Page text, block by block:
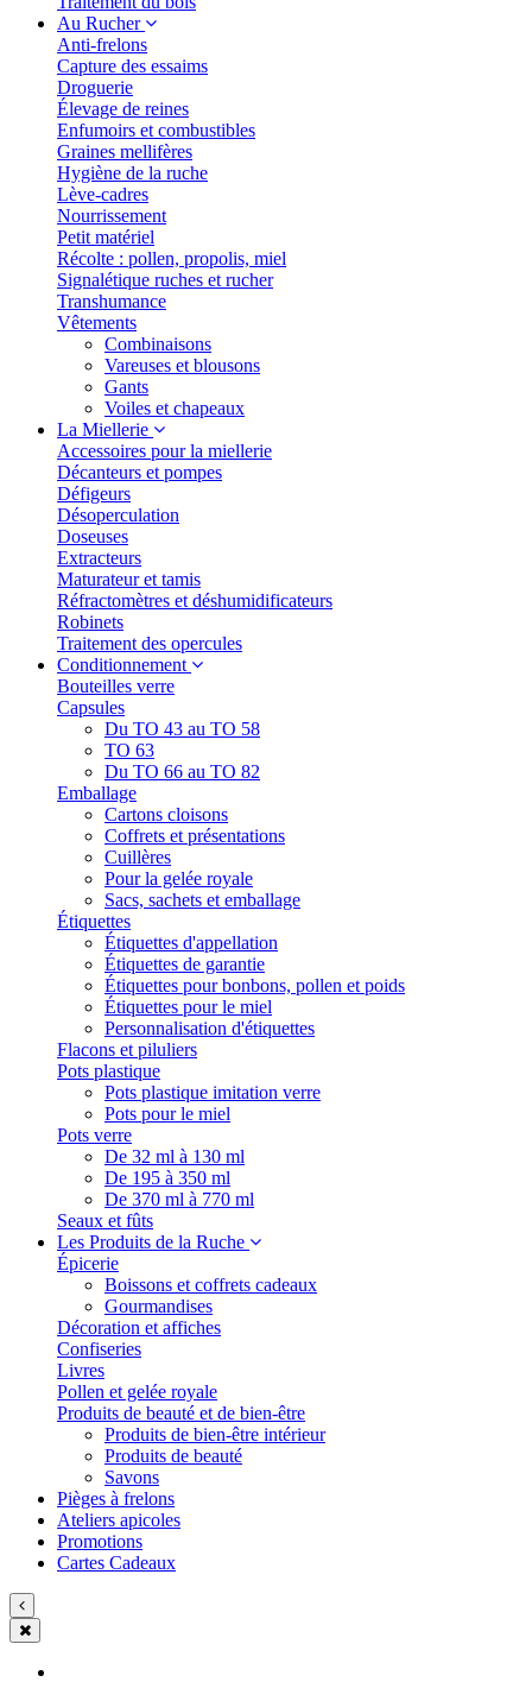
Au Rucher
Anti-frelons
Capture des essaims
Droguerie
Élevage de reines
Enfumoirs et combustibles
Graines mellifères
Hygiène de la ruche
Lève-cadres
Nourrissement
Petit matériel
Récolte : pollen, propolis, miel
Signalétique ruches et rucher
Transhumance
Vêtements
Combinaisons
Vareuses et blousons
Gants
Voiles et chapeaux
La Miellerie
Accessoires pour la miellerie
Décanteurs et pompes
Défigeurs
Désoperculation
Doseuses
Extracteurs
Maturateur et tamis
Réfractomètres et déshumidificateurs
Robinets
Traitement des opercules
Conditionnement
Bouteilles verre
Capsules
Du TO 43 au TO 58
TO 63
Du TO 66 au TO 82
Emballage
Cartons cloisons
Coffrets et présentations
Cuillères
Pour la gelée royale
Sacs, sachets et emballage
Étiquettes
Étiquettes d'appellation
Étiquettes de garantie
Étiquettes pour bonbons, pollen et poids
Étiquettes pour le miel
Personnalisation d'étiquettes
Flacons et piluliers
Pots plastique
Pots plastique imitation verre
Pots pour le miel
Pots verre
De 32 ml à 130 ml
De 195 à 350 ml
De 370 ml à 770 ml
Seaux et fûts
Les Produits de la Ruche
Épicerie
Boissons et coffrets cadeaux
Gourmandises
Décoration et affiches
Confiseries
Livres
Pollen et gelée royale
Produits de beauté et de bien-être
Produits de bien-être intérieur
Produits de beauté
Savons
Pièges à frelons
Ateliers apicoles
Promotions
Cartes Cadeaux